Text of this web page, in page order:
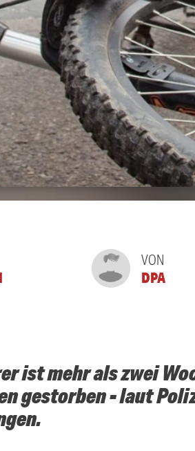
VON
DPA
ist mehr als zwei
gestorben - laut